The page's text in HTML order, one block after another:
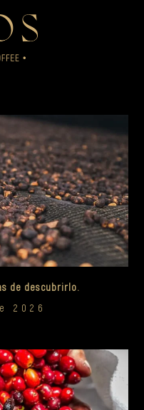
de descubrirlo.
2026